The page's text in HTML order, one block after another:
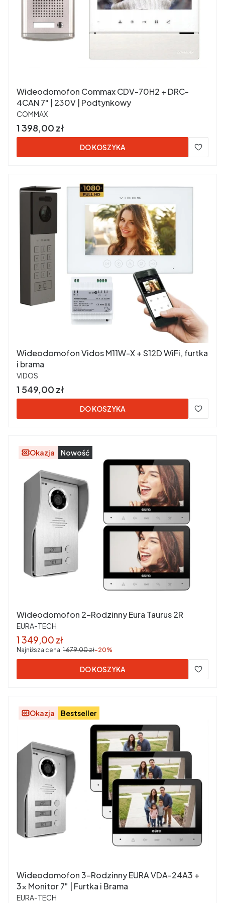
Wideodomofon Commax CDV-70H2 + DRC-
4CAN 7" | 230V | Podtynkowy
PRODUCENT
COMMAX
Cena
1 398,00 zł
DO KOSZYKA
Wideodomofon Vidos M11W-X + S12D WiFi, furtka
i brama
PRODUCENT
VIDOS
Cena
1 549,00 zł
DO KOSZYKA
Okazja Nowość
Wideodomofon 2-Rodzinny Eura Taurus 2R
PRODUCENT
EURA-TECH
Cena promocyjna
1 349,00 zł
Najniższa cena: 1 679,00 zł-20%
DO KOSZYKA
Okazja Bestseller
Wideodomofon 3-Rodzinny EURA VDA-24A3 +
3x Monitor 7" | Furtka i Brama
PRODUCENT
EURA-TECH